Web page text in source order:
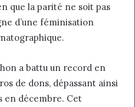
que la parité ne soit pas
d’une féminisation
a battu un record en
de dons, dépassant ainsi
en décembre. Cet